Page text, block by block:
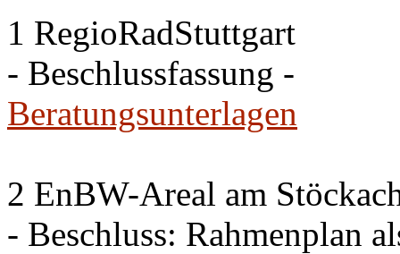
1 RegioRadStuttgart
- Beschlussfassung -
Beratungsunterlagen
2 EnBW-Areal am
- Beschluss: Rahmenplan